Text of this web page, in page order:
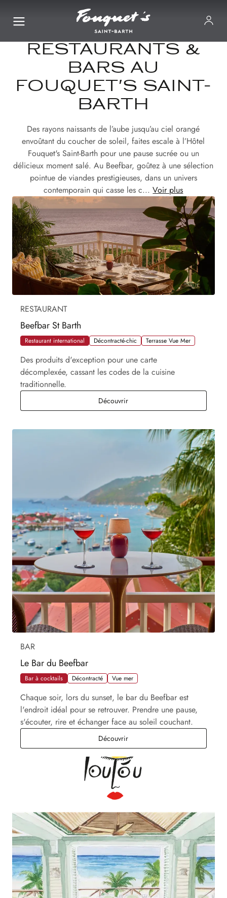
RESTAURANTS &
BARS AU
FOUQUET'S SAINT-
BARTH
Des rayons naissants de l’aube jusqu’au ciel orangé
envoûtant du coucher de soleil, faites escale à l’Hôtel
Fouquet's Saint-Barth pour une pause sucrée ou un
délicieux moment salé. Au Beefbar, goûtez à une sélection
pointue de viandes prestigieuses, dans un univers
contemporain qui casse les c... Voir plus
RESTAURANT
Beefbar St Barth
Restaurant international Décontracté-chic Terrasse Vue Mer
Des produits d'exception pour une carte
décomplexée, cassant les codes de la cuisine
traditionnelle.
DécouvrirBeefbar St Barth
BAR
Le Bar du Beefbar
Bar à cocktails Décontracté Vue mer
Chaque soir, lors du sunset, le bar du Beefbar est
l'endroit idéal pour se retrouver. Prendre une pause,
s'écouter, rire et échanger face au soleil couchant.
DécouvrirLe Bar du Beefbar